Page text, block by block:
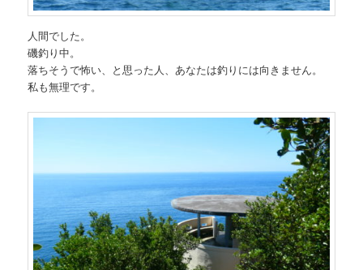
人間でした。
磯釣り中。
落ちそうで怖い、と思った人、あなたは釣りには向きません。
私も無理です。